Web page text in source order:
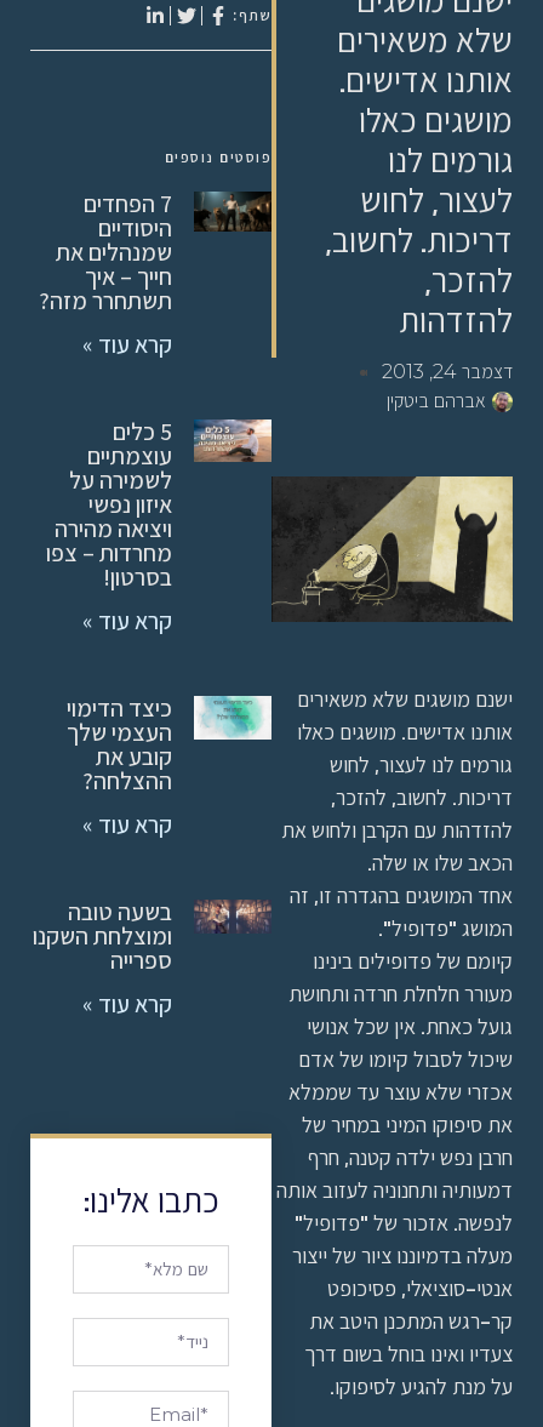
שלא משאירים
אותנו אדישים.
מושגים כאלו
גורמים לנו
לעצור, לחוש
דריכות. לחשוב,
להזכר,
להזדהות
דצמבר 24, 2013
אברהם ביטקין
ישנם מושגים שלא משאירים
אותנו אדישים. מושגים כאלו
גורמים לנו לעצור, לחוש
דריכות. לחשוב, להזכר,
להזדהות עם הקרבן ולחוש את
הכאב שלו או שלה.
אחד המושגים בהגדרה זו, זה
המושג "פדופיל".
קיומם של פדופילים בינינו
מעורר חלחלת חרדה ותחושת
גועל כאחת. אין שכל אנושי
שיכול לסבול קיומו של אדם
אכזרי שלא עוצר עד שממלא
את סיפוקו המיני במחיר של
חרבן נפש ילדה קטנה, חרף
דמעותיה ותחנוניה לעזוב אותה
לנפשה. אזכור של "פדופיל"
מעלה בדמיוננו ציור של ייצור
אנטי-סוציאלי, פסיכופט
קר-רגש המתכנן היטב את
צעדיו ואינו בוחל בשום דרך
על מנת להגיע לסיפוקו.
שתף:
פוסטים נוספים
7 הפחדים
היסודיים
שמנהלים את
חייך – איך
תשתחרר מזה?
קרא עוד »
5 כלים
עוצמתיים
לשמירה על
איזון נפשי
ויציאה מהירה
מחרדות – צפו
בסרטון!
קרא עוד »
כיצד הדימוי
העצמי שלך
קובע את
ההצלחה?
קרא עוד »
בשעה טובה
ומוצלחת השקנו
ספרייה
קרא עוד »
כתבו אלינו: